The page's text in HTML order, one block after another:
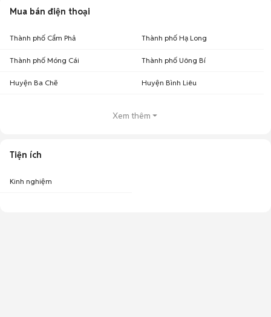
Mua bán điện thoại
Thành phố Cẩm Phả Thành phố Hạ Long
Thành phố Móng Cái Thành phố Uông Bí
Huyện Ba Chẽ Huyện Bình Liêu
Xem thêm
Tiện ích
Kinh nghiệm